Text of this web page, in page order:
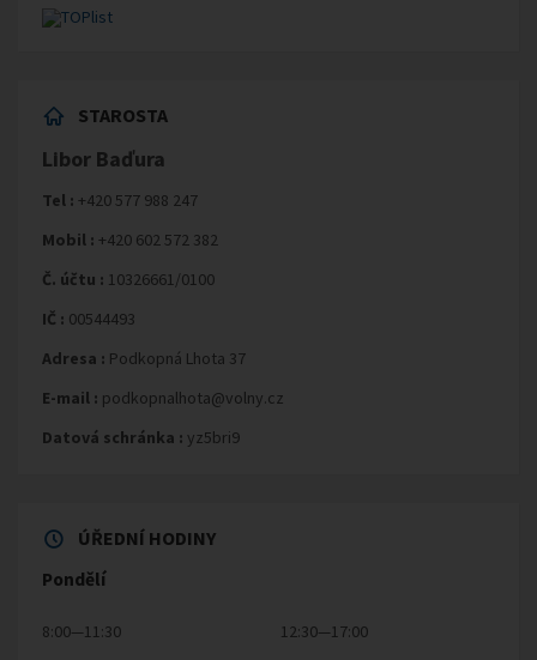
STAROSTA
Libor Baďura
Tel : +420 577 988 247
Mobil : +420 602 572 382
Č. účtu : 10326661/0100
IČ : 00544493
Adresa : Podkopná Lhota 37
E-mail : podkopnalhota@volny.cz
Datová schránka : yz5bri9
ÚŘEDNÍ HODINY
Pondělí
8:00—11:30 12:30—17:00